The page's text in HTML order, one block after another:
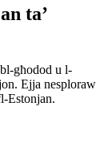
ta’
għodod u l-
Ejja nesploraw
Estonjan.